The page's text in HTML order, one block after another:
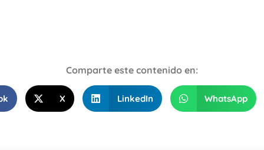
Comparte este contenido en:
X LinkedIn WhatsApp